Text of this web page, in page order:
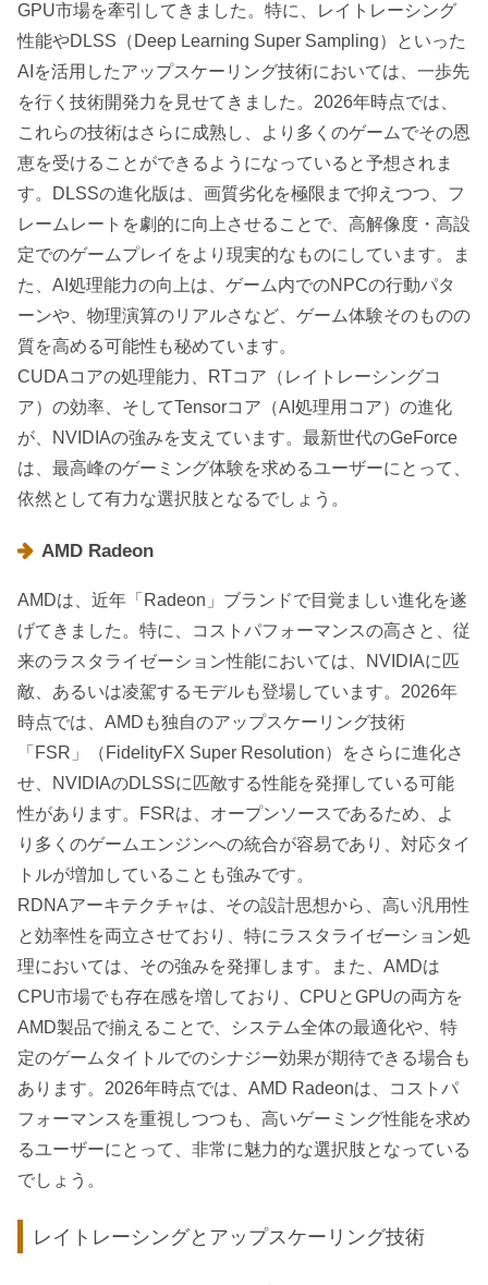
GPU市場を牽引してきました。特に、レイトレーシング
性能やDLSS（Deep Learning Super Sampling）といった
AIを活用したアップスケーリング技術においては、一歩先
を行く技術開発力を見せてきました。2026年時点では、
これらの技術はさらに成熟し、より多くのゲームでその恩
恵を受けることができるようになっていると予想されま
す。DLSSの進化版は、画質劣化を極限まで抑えつつ、フ
レームレートを劇的に向上させることで、高解像度・高設
定でのゲームプレイをより現実的なものにしています。ま
た、AI処理能力の向上は、ゲーム内でのNPCの行動パタ
ーンや、物理演算のリアルさなど、ゲーム体験そのものの
質を高める可能性も秘めています。
CUDAコアの処理能力、RTコア（レイトレーシングコ
ア）の効率、そしてTensorコア（AI処理用コア）の進化
が、NVIDIAの強みを支えています。最新世代のGeForce
は、最高峰のゲーミング体験を求めるユーザーにとって、
依然として有力な選択肢となるでしょう。
AMD Radeon
AMDは、近年「Radeon」ブランドで目覚ましい進化を遂
げてきました。特に、コストパフォーマンスの高さと、従
来のラスタライゼーション性能においては、NVIDIAに匹
敵、あるいは凌駕するモデルも登場しています。2026年
時点では、AMDも独自のアップスケーリング技術
「FSR」（FidelityFX Super Resolution）をさらに進化さ
せ、NVIDIAのDLSSに匹敵する性能を発揮している可能
性があります。FSRは、オープンソースであるため、よ
り多くのゲームエンジンへの統合が容易であり、対応タイ
トルが増加していることも強みです。
RDNAアーキテクチャは、その設計思想から、高い汎用性
と効率性を両立させており、特にラスタライゼーション処
理においては、その強みを発揮します。また、AMDは
CPU市場でも存在感を増しており、CPUとGPUの両方を
AMD製品で揃えることで、システム全体の最適化や、特
定のゲームタイトルでのシナジー効果が期待できる場合も
あります。2026年時点では、AMD Radeonは、コストパ
フォーマンスを重視しつつも、高いゲーミング性能を求め
るユーザーにとって、非常に魅力的な選択肢となっている
でしょう。
レイトレーシングとアップスケーリング技術